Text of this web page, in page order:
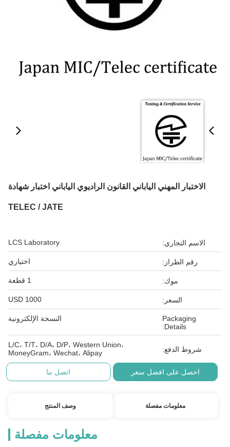
الاختبار المهني الياباني القانون الراديوي الياباني اختبار شهادة
TELEC / JATE
الاسم التجاري: LCS Laboratory
رقم الطراز: اختياري
موك: 1 قطعة
السعر: 1000 USD
Packaging
Details:
النسخة الإلكترونية
شروط الدفع:
L/C، T/T، D/A، D/P، Western Union،
MoneyGram، Wechat، Alipay
احصل على افضل سعر اتصل بنا
معلومات مفصلة وصف المنتج
معلومات مفصلة